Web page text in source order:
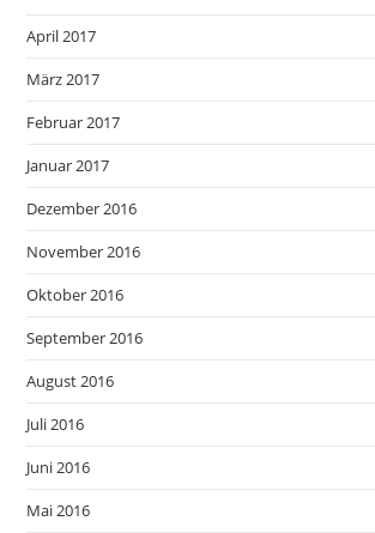
April 2017
März 2017
Februar 2017
Januar 2017
Dezember 2016
November 2016
Oktober 2016
September 2016
August 2016
Juli 2016
Juni 2016
Mai 2016